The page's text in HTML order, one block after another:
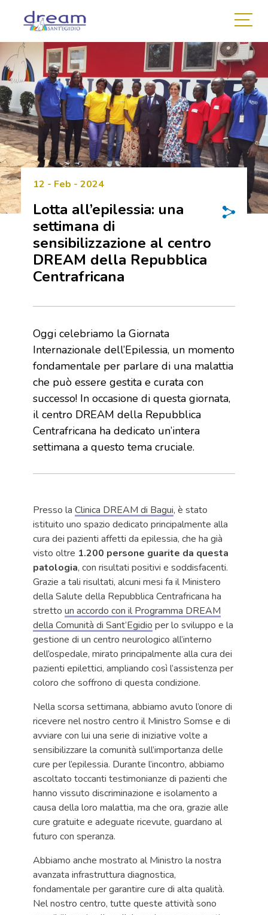
12 - Feb - 2024
Lotta all’epilessia: una
settimana di
sensibilizzazione al centro
DREAM della Repubblica
Centrafricana
Oggi celebriamo la Giornata
Internazionale dell’Epilessia, un momento
fondamentale per parlare di una malattia
che può essere gestita e curata con
successo! In occasione di questa giornata,
il centro DREAM della Repubblica
Centrafricana ha dedicato un’intera
settimana a questo tema cruciale.
Presso la Clinica DREAM di Bagui, è stato
istituito uno spazio dedicato principalmente alla
cura dei pazienti affetti da epilessia, che ha già
visto oltre 1.200 persone guarite da questa
patologia, con risultati positivi e soddisfacenti.
Grazie a tali risultati, alcuni mesi fa il Ministero
della Salute della Repubblica Centrafricana ha
stretto un accordo con il Programma DREAM
della Comunità di Sant’Egidio per lo sviluppo e la
gestione di un centro neurologico all’interno
dell’ospedale, mirato principalmente alla cura dei
pazienti epilettici, ampliando così l’assistenza per
coloro che soffrono di questa condizione.
Nella scorsa settimana, abbiamo avuto l’onore di
ricevere nel nostro centro il Ministro Somse e di
avviare con lui una serie di iniziative volte a
sensibilizzare la comunità sull’importanza delle
cure per l’epilessia. Durante l’incontro, abbiamo
ascoltato toccanti testimonianze di pazienti che
hanno vissuto discriminazione e isolamento a
causa della loro malattia, ma che ora, grazie alle
cure gratuite e adeguate ricevute, guardano al
futuro con speranza.
Abbiamo anche mostrato al Ministro la nostra
avanzata infrastruttura diagnostica,
fondamentale per garantire cure di alta qualità.
Nel nostro centro, tutte queste attività sono